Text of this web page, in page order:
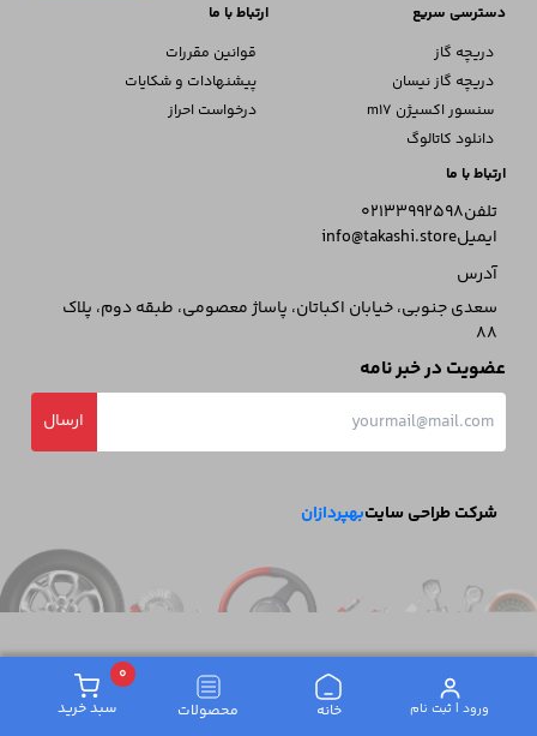
ورود | ثبت‌ نام خانه محصولات سبد خرید
0
دسترسی سریع
دریچه گاز
دریچه گاز نیسان
سنسور اکسیژن m17
دانلود کاتالوگ
ارتباط با ما
قوانین مقررات
پیشنهادات و شکایات
درخواست احراز
ارتباط با ما
تلفن02133992598
ایمیلinfo@takashi.store
آدرس
سعدی جنوبی، خیابان اکباتان، پاساژ معصومی، طبقه دوم، پلاک
88
عضویت در خبر نامه
ارسال
شرکت طراحی سایتبهپردازان